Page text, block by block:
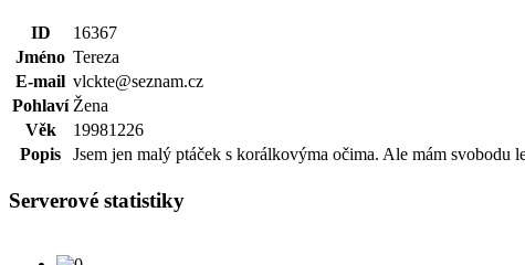
ID
16367
Jméno Tereza
E-mail vlckte@seznam.cz
Pohlaví Žena
Věk
19981226
Popis
Jsem jen malý ptáček s korálkovýma očima. Ale mám svobodu
Serverové statistiky